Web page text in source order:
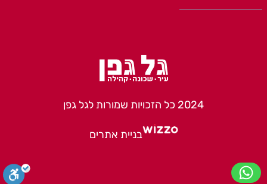
2024 כל הזכויות שמורות לגל גפן
בניית אתרים